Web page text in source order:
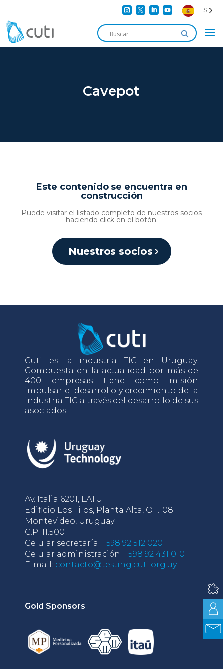
    ES
Cavepot
Este contenido se encuentra en
construcción
Puede visitar el listado completo de nuestros socios
haciendo click en el botón.
Nuestros socios
Cuti es la industria TIC en Uruguay.
Compuesta en la actualidad por más de
400 empresas tiene como misión
impulsar el desarrollo y crecimiento de la
industria TIC a través del desarrollo de sus
asociados.
Av. Italia 6201, LATU
Edificio Los Tilos, Planta Alta, OF.108
Montevideo, Uruguay
C.P: 11.500
Celular secretaría: +598 92 512 020
Celular administración: +598 92 431 010
E-mail: contacto@testing.cuti.org.uy
Gold Sponsors